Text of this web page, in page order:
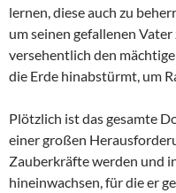
lernen, diese auch zu
um seinen gefallenen
versehentlich den
die Erde hinabstürmt, um
Plötzlich ist das gesamte
einer großen
Zauberkräfte werden und
hineinwachsen, für die er